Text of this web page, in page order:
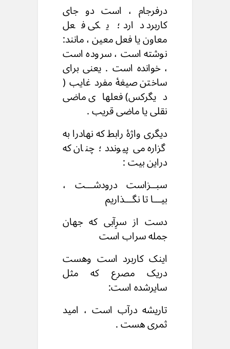
درفرجام ، است دو جای
کاربرد دارد ؛ یکی فعل
معاون یا فعل معین ، مانند:
نوشته است ، سروده است
، خوانده است . یعنی برای
ساختن صیغۀ مفرد غایب (
دیگرکس) فعلهای ماضی
نقلی یا ماضی قریب .
دیگری واژۀ رابط که نهادرا به
گزاره می پیوندد ؛ چنان که
دراین بیت :
سبــزاست درودشـــت ،
بیـــا تا نگـــذاریم
دست از سرِآبی که جهان
جمله سراب است
اینک کاربرد است وهست
دریک مصرع که مثل
سایرشده است:
تاریشه درآب است ، امید
ثمری هست .